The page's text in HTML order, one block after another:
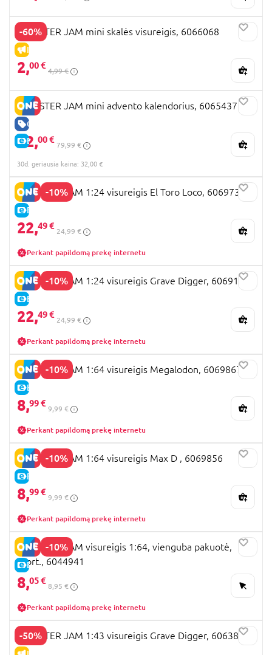
-60%
IŠPARDAVIMAS
MONSTER JAM mini skalės visureigis, 6066068
2,00 €
4,99 €
GERA KAINA
E-KAINA
MONSTER JAM mini advento kalendorius, 6065437
32,00 €
79,99 €
30d. geriausia kaina: 32,00 €
-10%
E-KAINA
MONSTER JAM 1:24 visureigis El Toro Loco, 6069732
22,49 €
24,99 €
Perkant papildomą prekę internetu
-10%
E-KAINA
MONSTER JAM 1:24 visureigis Grave Digger, 6069137
22,49 €
24,99 €
Perkant papildomą prekę internetu
-10%
E-KAINA
MONSTER JAM 1:64 visureigis Megalodon, 6069867
8,99 €
9,99 €
Perkant papildomą prekę internetu
-10%
E-KAINA
MONSTER JAM 1:64 visureigis Max D , 6069856
8,99 €
9,99 €
Perkant papildomą prekę internetu
-10%
E-KAINA
MONSTER JAM visureigis 1:64, vienguba pakuotė,
asort., 6044941
8,05 €
8,95 €
Perkant papildomą prekę internetu
-50%
MONSTER JAM 1:43 visureigis Grave Digger, 6063896